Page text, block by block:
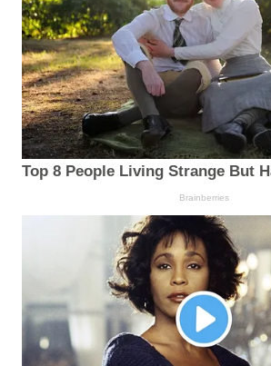
Top 8 People Living Strange But
Brainberries